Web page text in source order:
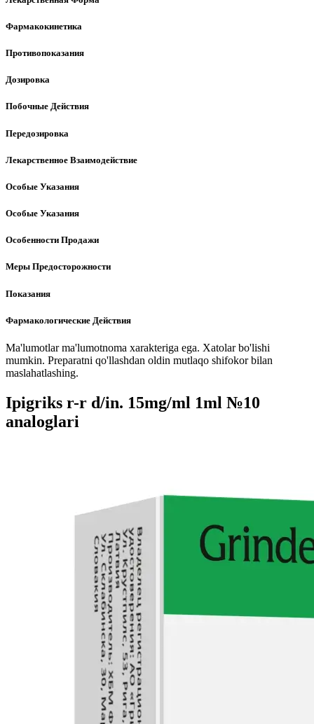
Фармакокинетика
Противопоказания
Дозировка
Побочные Действия
Передозировка
Лекарственное Взаимодействие
Особые Указания
Особые Указания
Особенности Продажи
Меры Предосторожности
Показания
Фармакологические Действия
Ma'lumotlar ma'lumotnoma xarakteriga ega. Xatolar bo'lishi
mumkin. Preparatni qo'llashdan oldin mutlaqo shifokor bilan
maslahatlashing.
Ipigriks r-r d/in. 15mg/ml 1ml №10
analoglari